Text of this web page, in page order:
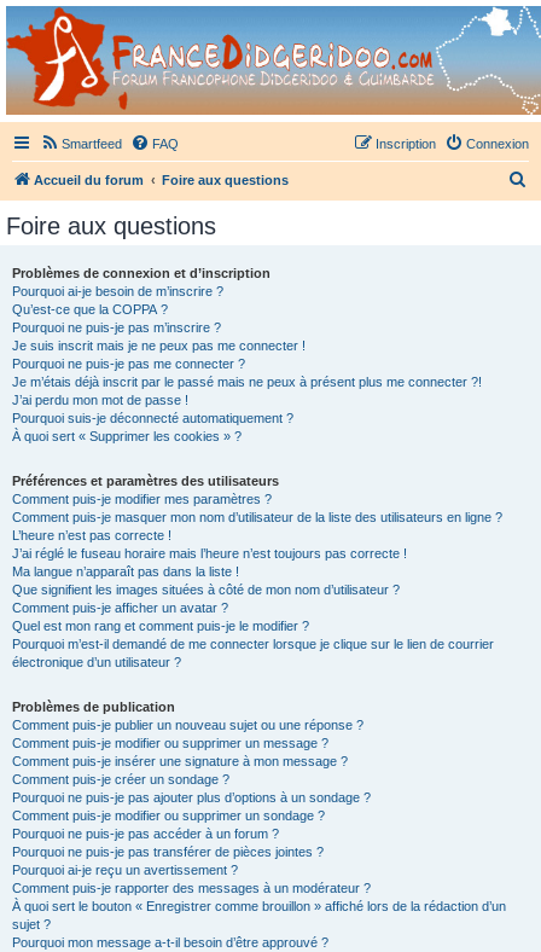
France Didgeridoo
Didgeridoo et Guimbarde sur France Didgeridoo - retrouvez la communauté.
Smartfeed FAQ Connexion
Inscription
Accueil du forum Foire aux questions
Foire aux questions
Problèmes de connexion et d’inscription
Pourquoi ai-je besoin de m’inscrire ?
Qu’est-ce que la COPPA ?
Pourquoi ne puis-je pas m’inscrire ?
Je suis inscrit mais je ne peux pas me connecter !
Pourquoi ne puis-je pas me connecter ?
Je m’étais déjà inscrit par le passé mais ne peux à présent plus me connecter ?!
J’ai perdu mon mot de passe !
Pourquoi suis-je déconnecté automatiquement ?
À quoi sert « Supprimer les cookies » ?
Préférences et paramètres des utilisateurs
Comment puis-je modifier mes paramètres ?
Comment puis-je masquer mon nom d’utilisateur de la liste des utilisateurs en ligne ?
L’heure n’est pas correcte !
J’ai réglé le fuseau horaire mais l’heure n’est toujours pas correcte !
Ma langue n’apparaît pas dans la liste !
Que signifient les images situées à côté de mon nom d’utilisateur ?
Comment puis-je afficher un avatar ?
Quel est mon rang et comment puis-je le modifier ?
Pourquoi m’est-il demandé de me connecter lorsque je clique sur le lien de courrier
électronique d’un utilisateur ?
Problèmes de publication
Comment puis-je publier un nouveau sujet ou une réponse ?
Comment puis-je modifier ou supprimer un message ?
Comment puis-je insérer une signature à mon message ?
Comment puis-je créer un sondage ?
Pourquoi ne puis-je pas ajouter plus d’options à un sondage ?
Comment puis-je modifier ou supprimer un sondage ?
Pourquoi ne puis-je pas accéder à un forum ?
Pourquoi ne puis-je pas transférer de pièces jointes ?
Pourquoi ai-je reçu un avertissement ?
Comment puis-je rapporter des messages à un modérateur ?
À quoi sert le bouton « Enregistrer comme brouillon » affiché lors de la rédaction d’un
sujet ?
Pourquoi mon message a-t-il besoin d’être approuvé ?